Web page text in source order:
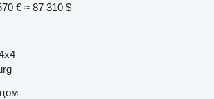
€ ≈ 87 310 $